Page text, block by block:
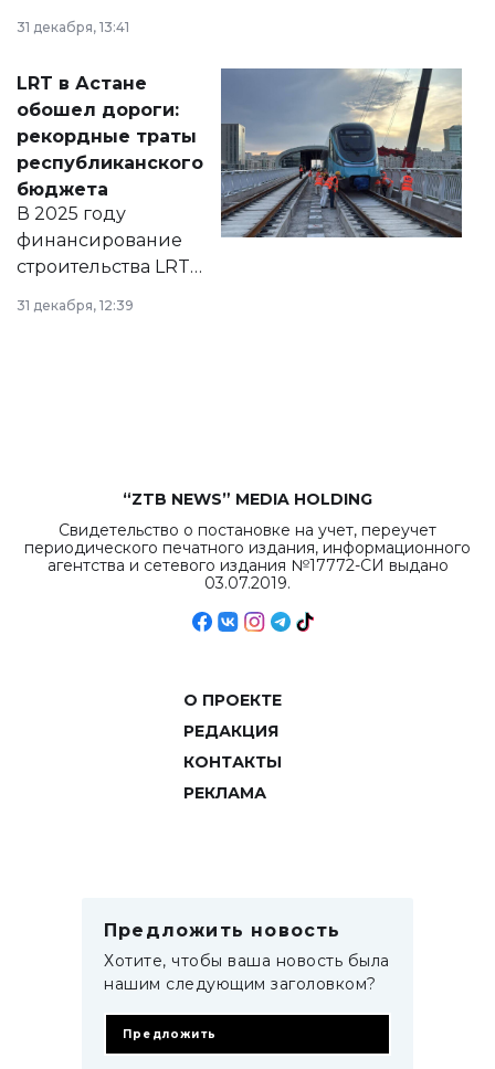
города на 2026–
2028 годы.
документ
появился в базе
нормативных
правовых актов и
на сайте маслихат
города.
31 декабря, 13:41
LRT в Астане
обошел дороги:
рекордные траты
республиканского
бюджета
В 2025 году
финансирование
строительства LRT
в Астане из
республиканского
31 декабря, 12:39
“ZTB NEWS” MEDIA HOLDING
Свидетельство о постановке на учет, переучет
периодического печатного издания, информационного
агентства и сетевого издания №17772-СИ выдано
03.07.2019.
О ПРОЕКТЕ
РЕДАКЦИЯ
КОНТАКТЫ
РЕКЛАМА
Предложить новость
Хотите, чтобы ваша новость была
нашим следующим заголовком?
Предложить